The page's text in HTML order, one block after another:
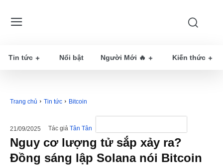
Tin tức Nổi bật Người Mới 🔥 Kiến thức
Trang chủ Tin tức Bitcoin
21/09/2025 Tác giả Tân Tân
Nguy cơ lượng tử sắp xảy ra?
Đồng sáng lập Solana nói Bitcoin